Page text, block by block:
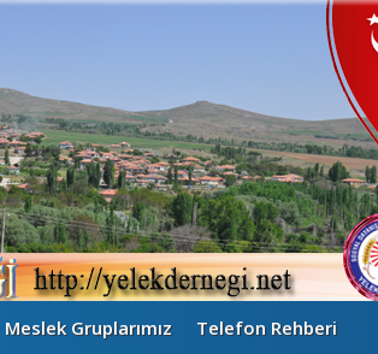
Meslek Gruplarımız Telefon Rehberi